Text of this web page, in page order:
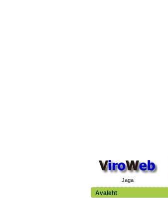
Jaga
Avaleht